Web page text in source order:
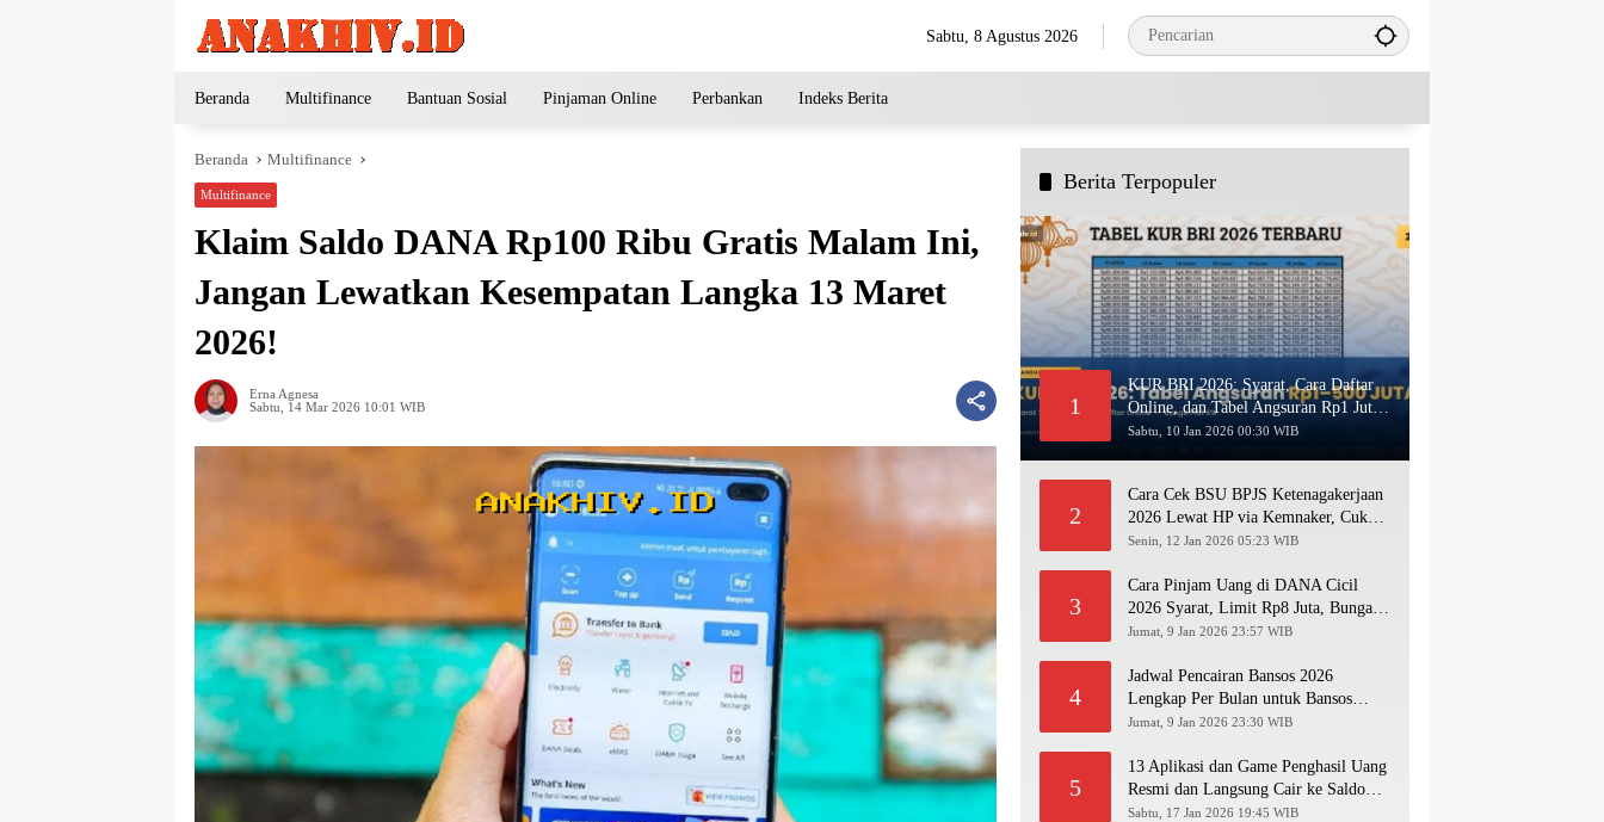
Sabtu, 8 Agustus 2026
Beranda Multifinance Bantuan Sosial Pinjaman Online Perbankan Indeks Berita
Beranda Multifinance
Multifinance
Klaim Saldo DANA Rp100 Ribu Gratis Malam Ini,
Jangan Lewatkan Kesempatan Langka 13 Maret
2026!
Erna Agnesa
Sabtu, 14 Mar 2026 10:01 WIB
Berita Terpopuler
1
KUR BRI 2026: Syarat, Cara Daftar
Online, dan Tabel Angsuran Rp1 Juta–
500 Juta Terbaru
Sabtu, 10 Jan 2026 00:30 WIB
2
Cara Cek BSU BPJS Ketenagakerjaan
2026 Lewat HP via Kemnaker, Cukup
Pakai NIK KTP!
Senin, 12 Jan 2026 05:23 WIB
3
Cara Pinjam Uang di DANA Cicil
2026 Syarat, Limit Rp8 Juta, Bunga &
Langkah Pengajuan Lengkap
Jumat, 9 Jan 2026 23:57 WIB
4
Jadwal Pencairan Bansos 2026
Lengkap Per Bulan untuk Bansos
PKH, BPNT, PIP, BLT Kesra
Jumat, 9 Jan 2026 23:30 WIB
5
13 Aplikasi dan Game Penghasil Uang
Resmi dan Langsung Cair ke Saldo
Dana 2026
Sabtu, 17 Jan 2026 19:45 WIB